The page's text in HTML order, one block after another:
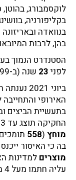
לוקסמבורג, בהוטן,
בקליפורניה,
בנוואדה
בהן, לרבות
הסטנדרט הנמוך
לפני 23 שנה (ב-1999) ונחשב כיום למיושן.
ביוני
האירופי
בתעשיית הביצים
החקיקה תוצג עד 2023. החלטת הפרלמנט התקבלה
מוחץ (
558
בה כי האיסור
מוצרים למדינות
עליה חתמו מעל 4 מיליון אזרחים.